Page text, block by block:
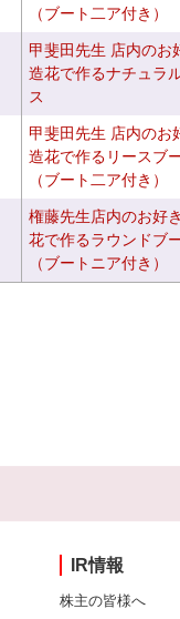
（ブート二ア付き）
甲斐田先生 店内のお
造花で作るナチュラ
ス
甲斐田先生 店内のお
造花で作るリースブ
（ブート二ア付き）
権藤先生店内のお好
花で作るラウンドブ
（ブートニア付き）
IR情報
株主の皆様へ